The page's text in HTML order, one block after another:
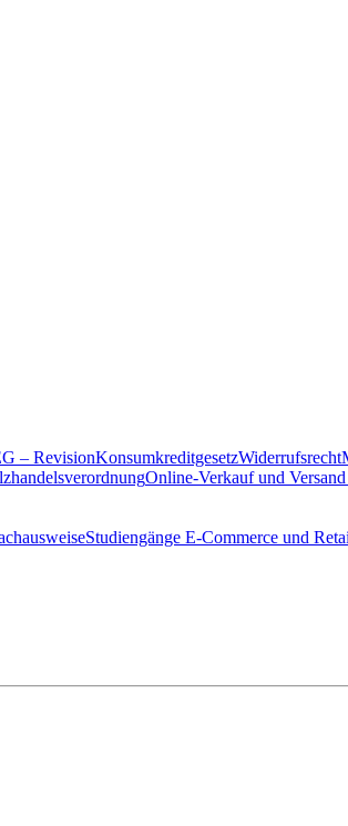
– RevisionKonsumkreditgesetzWiderrufsrecht
Online-Verkauf und
Studiengänge E-Commerce und